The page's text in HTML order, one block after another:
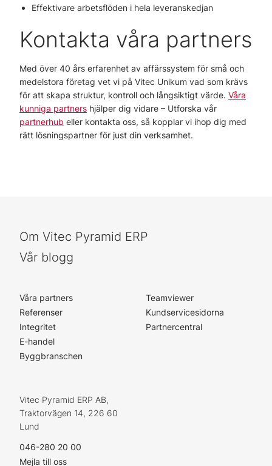
Effektivare arbetsflöden i hela leveranskedjan
Kontakta våra partners
Med över 40 års erfarenhet av affärssystem för små och
medelstora företag vet vi på Vitec Unikum vad som krävs
för att skapa struktur, kontroll och långsiktigt värde. Våra
kunniga partners hjälper dig vidare – Utforska vår
partnerhub eller kontakta oss, så kopplar vi ihop dig med
rätt lösningspartner för just din verksamhet.
Om Vitec Pyramid ERP
Vår blogg
Våra partners
Referenser
Integritet
E-handel
Byggbranschen
Teamviewer
Kundservicesidorna
Partnercentral
Vitec Pyramid ERP AB,
Traktorvägen 14, 226 60
Lund
046-280 20 00
Mejla till oss